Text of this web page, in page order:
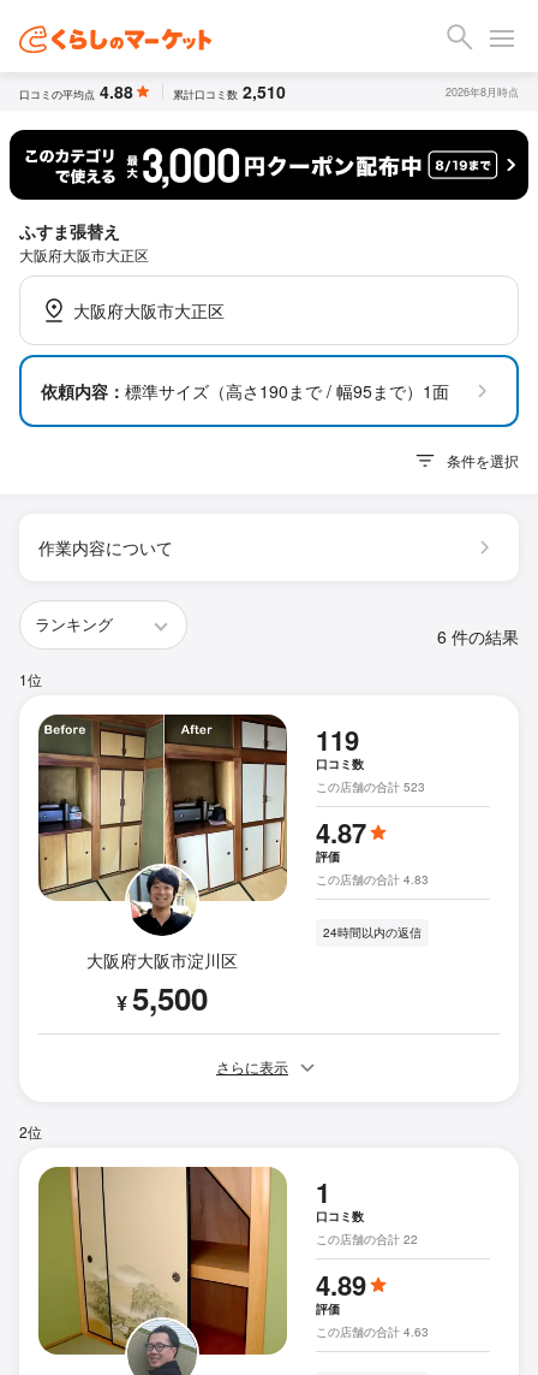
口コミの平均点 4.88 累計口コミ数 2,510 2026年8月時点
ふすま張替え
大阪府大阪市大正区
大阪府大阪市大正区
依頼内容： 標準サイズ（高さ190まで / 幅95まで）1面
条件を選択
作業内容について
6 件の結果
1位
大阪府大阪市淀川区
¥5,500
119
口コミ数
この店舗の合計 523
4.87
評価
この店舗の合計 4.83
24時間以内の返信
さらに表示
2位
1
口コミ数
この店舗の合計 22
4.89
評価
この店舗の合計 4.63